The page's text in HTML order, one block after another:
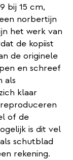
bij 15 cm,
norbertijn
het werk van
de kopiist
de originele
en schreef
als
klaar
of de
is dit vel
schutblad
rekening.